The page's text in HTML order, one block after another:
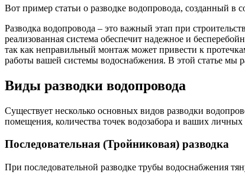
Вот пример статьи о разводке водопровода, созданный в
Разводка водопровода – это важный этап при
реализованная система обеспечит надежное и
так как неправильный монтаж может привести к
работы вашей системы водоснабжения. В этой статье мы
Виды разводки водопровода
Существует несколько основных видов разводки
помещения, количества точек водозабора и ваших
Последовательная (Тройниковая) разводка
При последовательной разводке трубы водоснабжения